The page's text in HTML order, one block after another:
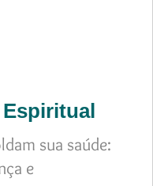
sua saúde:
e